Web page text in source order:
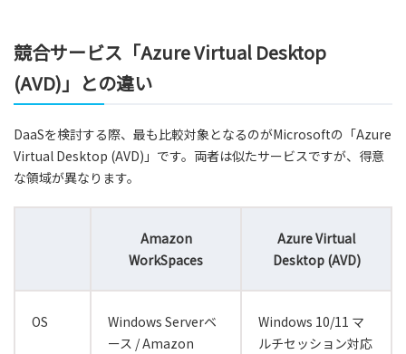
競合サービス「Azure Virtual Desktop
(AVD)」との違い
DaaSを検討する際、最も比較対象となるのがMicrosoftの「Azure
Virtual Desktop (AVD)」です。両者は似たサービスですが、得意
な領域が異なります。
Amazon
WorkSpaces
Azure Virtual
Desktop (AVD)
OS
Windows Serverベ
ース / Amazon
Windows 10/11 マ
ルチセッション対応